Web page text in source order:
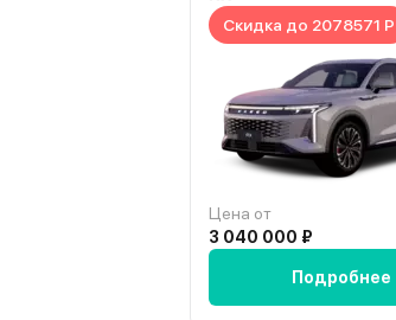
могли изменить
предусмотреть
предполагает зиму,
недоработка
продумать
другому, избегая ног водителя.
улучшить
очередь
автомашин
Скидка до 2078571 Р
Цена от
3 040 000 ₽
Подробнее